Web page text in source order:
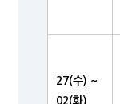
27(수) ~
02(화)